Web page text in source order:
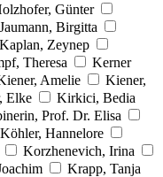
Günter
Jaumann, Birgitta
Kaplan, Zeynep
Theresa
Kerner
Amelie
Kiener,
Elke
Kirkici, Bedia
Prof. Dr. Elisa
Köhler, Hannelore
Korzhenevich, Irina
Krapp, Tanja